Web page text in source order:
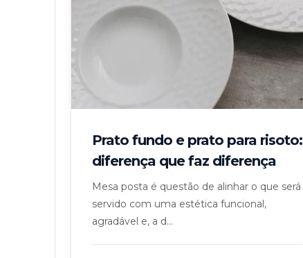
Prato fundo e prato para risoto:
diferença que faz diferença
Mesa posta é questão de alinhar o que será
servido com uma estética funcional,
agradável e, a d...